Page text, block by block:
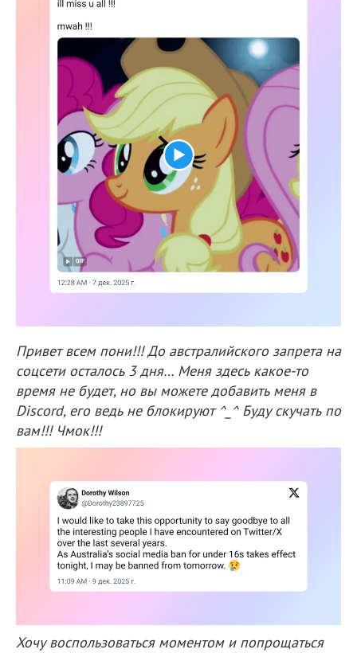
Привет всем пони!!! До австралийского запрета на
соцсети осталось 3 дня… Меня здесь какое-то
время не будет, но вы можете добавить меня в
Discord, его ведь не блокируют ^_^ Буду скучать по
вам!!! Чмок!!!
Хочу воспользоваться моментом и попрощаться